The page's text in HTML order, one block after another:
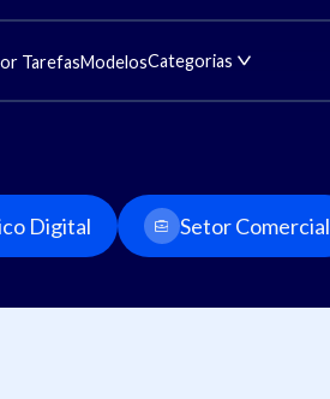
TarefasModelosCategorias
Digital Setor Comercial